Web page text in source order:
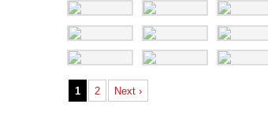
1 2 Next ›